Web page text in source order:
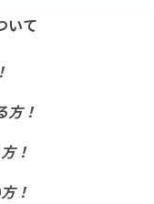
いて
方！
！
！